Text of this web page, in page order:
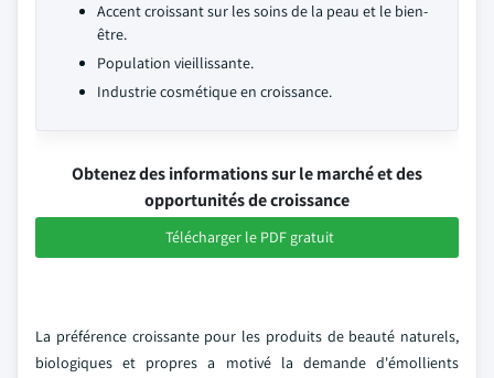
Accent croissant sur les soins de la peau et le bien-
être.
Population vieillissante.
Industrie cosmétique en croissance.
Obtenez des informations sur le marché et des
opportunités de croissance
Télécharger le PDF gratuit
La préférence croissante pour les produits de beauté naturels,
biologiques et propres a motivé la demande d'émollients